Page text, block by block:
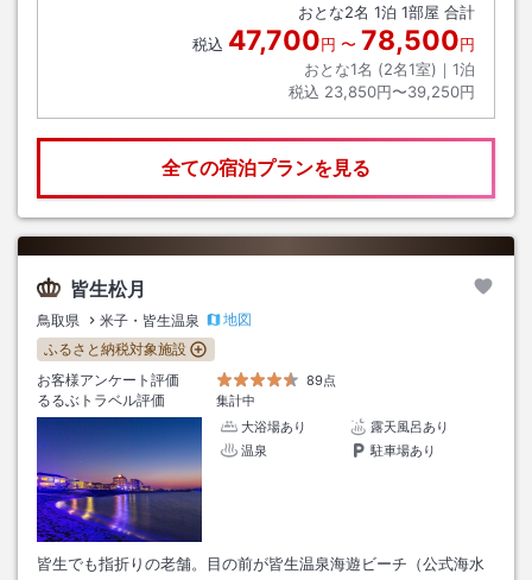
おとな2名 1泊 1部屋 合計
税込 47,700円 〜 78,500円
おとな1名 (2名1室)｜ 1泊
税込 23,850円〜39,250円
全ての宿泊プランを見る
皆生松月
鳥取県 米子・皆生温泉
地図
ふるさと納税対象施設
お客様アンケート評価
89点
るるぶトラベル評価
集計中
大浴場あり
露天風呂あり
温泉
駐車場あり
皆生でも指折りの老舗。目の前が皆生温泉海遊ビーチ（公式海水